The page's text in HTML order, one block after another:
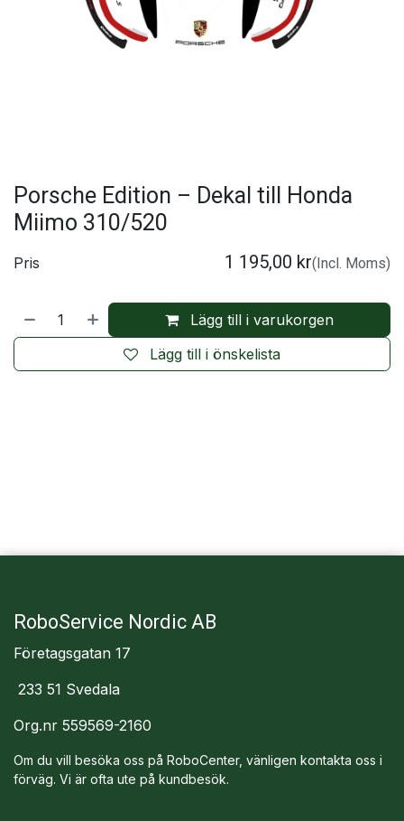
Porsche Edition – Dekal till Honda
Miimo 310/520
Lägg till i varukorgen
Lägg till i önskelista
Pris 1 195,00 kr(Incl. Moms)
RoboService Nordic AB
Företagsgatan 17
233 51 Svedala
Org.nr 559569-2160
Om du vill besöka oss på RoboCenter, vänligen kontakta oss i
förväg. Vi är ofta ute på kundbesök.